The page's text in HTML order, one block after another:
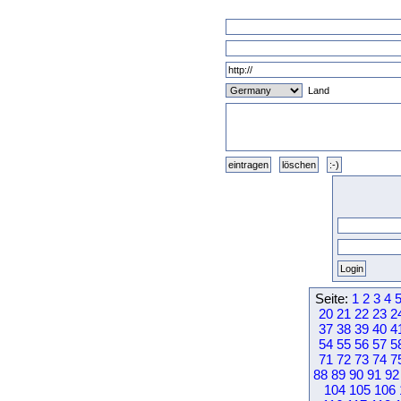
Land
Seite: 1 2 3 4 5
20 21 22 23
37 38 39 40
54 55 56 57
71 72 73 74
88 89 90 91 92
104 105 106